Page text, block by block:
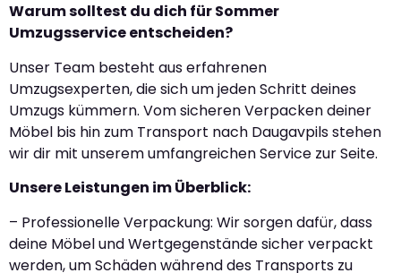
Warum solltest du dich für Sommer
Umzugsservice entscheiden?
Unser Team besteht aus erfahrenen
Umzugsexperten, die sich um jeden Schritt deines
Umzugs kümmern. Vom sicheren Verpacken deiner
Möbel bis hin zum Transport nach Daugavpils stehen
wir dir mit unserem umfangreichen Service zur Seite.
Unsere Leistungen im Überblick:
– Professionelle Verpackung: Wir sorgen dafür, dass
deine Möbel und Wertgegenstände sicher verpackt
werden, um Schäden während des Transports zu